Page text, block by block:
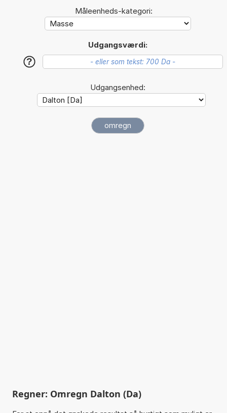
Måleenheds-kategori:
Udgangsværdi:
?
Udgangsenhed:
Regner: Omregn Dalton (Da)